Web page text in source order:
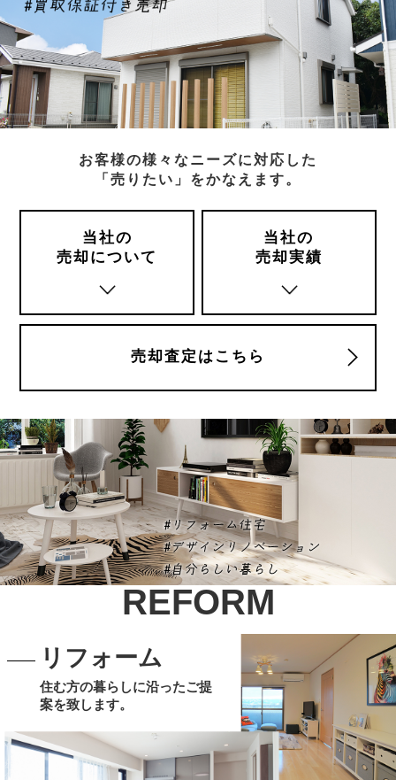
お客様の様々なニーズに対応した
「売りたい」をかなえます。
当社の
売却について
当社の
売却実績
売却査定はこちら
REFORM
リフォーム
住む方の暮らしに沿ったご提
案を致します。